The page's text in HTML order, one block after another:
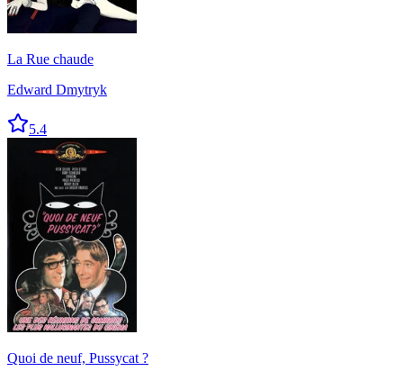
La Rue chaude
Edward Dmytryk
5.4
Quoi de neuf, Pussycat ?